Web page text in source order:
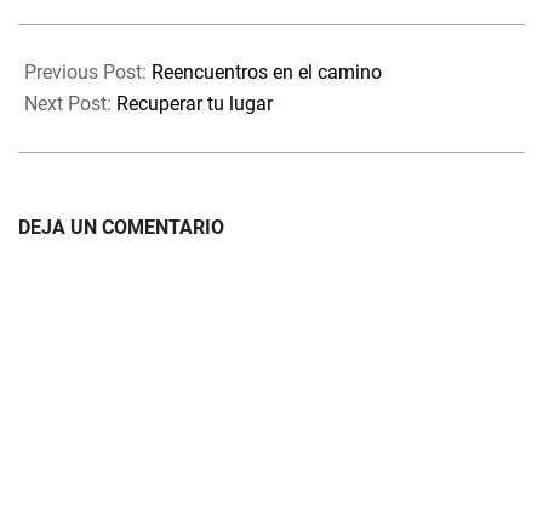
sean de otra, pero nos da…
07-
16
Previous Post: Reencuentros en el camino
Next Post: Recuperar tu lugar
DEJA UN COMENTARIO